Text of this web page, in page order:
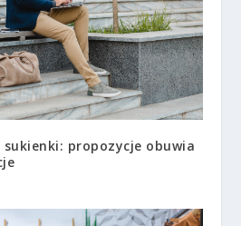
propozycje obuwia